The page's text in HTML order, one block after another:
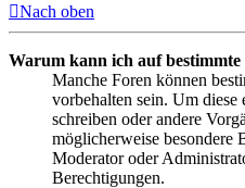
Nach oben
Warum kann ich auf
Manche Foren können
vorbehalten sein. Um diese
schreiben oder andere
möglicherweise besondere
Moderator oder
Berechtigungen.